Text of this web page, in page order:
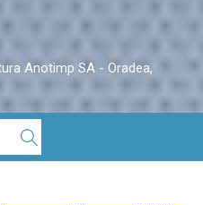
Anotimp SA - Oradea,